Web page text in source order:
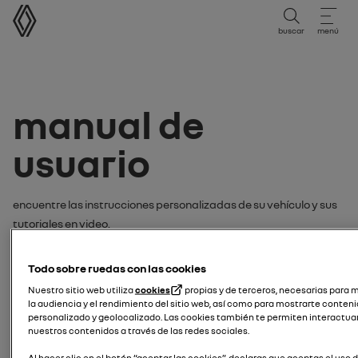
Manual de usuario
buscar menú
Manual de
usuario
Encuentre las instrucciones personalizadas de su vehículo y sus
tutoriales en video.
por:
modelo
Todo sobre ruedas con las cookies
Nuestro sitio web utilizacookies
propias y de terceros, necesarias para
la audiencia y el rendimiento del sitio web, así como para mostrarte
personalizado y geolocalizado. Las cookies también te permiten
nuestros contenidos a través de las redes sociales.